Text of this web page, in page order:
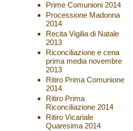
Prime Comunioni 2014
Processione Madonna
2014
Recita Vigilia di Natale
2013
Riconciliazione e cena
prima media novembre
2013
Ritiro Prima Comunione
2014
Ritiro Prima
Riconciliazione 2014
Ritiro Vicariale
Quaresima 2014